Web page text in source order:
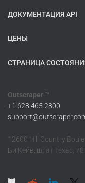
ДОКУМЕНТАЦИЯ API
ЦЕНЫ
СТРАНИЦА
Outscraper ™
+1 628 465 2800
12600 Hill Country
Би Кейв, штат Техас,